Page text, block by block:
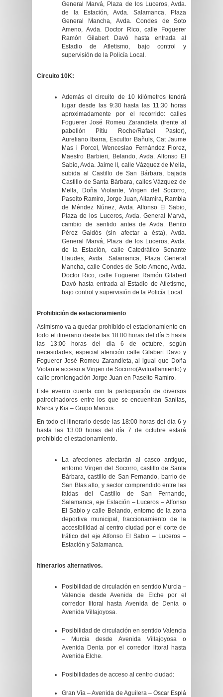
General Marvá, Plaza de los Luceros, Avda.
de la Estación, Avda. Salamanca, Plaza
General Mancha, Avda. Condes de Soto
Ameno, Avda. Doctor Rico, calle Foguerer
Ramón Gilabert Davó hasta entrada al
Estadio de Atletismo, bajo control y
supervisión de la Policía Local.
Circuito 10K:
Además el circuito de 10 kilómetros tendrá
lugar desde las 9:30 hasta las 11:30 horas
aproximadamente por el recorrido: calles
Foguerer José Romeu Zarandieta (frente al
pabellón Pitiu Roche/Rafael Pastor),
Aureliano Ibarra, Escultor Bañuls, Cat Jaume
Mas i Porcel, Wenceslao Fernández Florez,
Maestro Barbieri, Belando, Avda. Alfonso El
Sabio, Avda. Jaime II, calle Vázquez de Mella,
subida al Castillo de San Bárbara, bajada
Castillo de Santa Bárbara, calles Vázquez de
Mella, Doña Violante, Virgen del Socorro,
Paseito Ramiro, Jorge Juan, Altamira, Rambla
de Méndez Núnez, Avda. Alfonso El Sabio,
Plaza de los Luceros, Avda. General Marvá,
cambio de sentido antes de Avda. Benito
Pérez Galdós (sin afectar a ésta), Avda.
General Marvá, Plaza de los Luceros, Avda.
de la Estación, calle Catedrático Senante
Llaudes, Avda. Salamanca, Plaza General
Mancha, calle Condes de Soto Ameno, Avda.
Doctor Rico, calle Foguerer Ramón Gilabert
Davó hasta entrada al Estadio de Atletismo,
bajo control y supervisión de la Policía Local.
Prohibición de estacionamiento
Asimismo va a quedar prohibido el estacionamiento en
todo el itinerario desde las 18:00 horas del día 5 hasta
las 13:00 horas del día 6 de octubre, según
necesidades, especial atención calle Gilabert Davo y
Foguerer José Romeu Zarandieta, al igual que Doña
Violante acceso a Virgen de Socorro(Avituallamiento) y
calle pronlongación Jorge Juan en Paseito Ramiro.
Este evento cuenta con la participación de diversos
patrocinadores entre los que se encuentran Sanitas,
Marca y Kia – Grupo Marcos.
En todo el itinerario desde las 18:00 horas del día 6 y
hasta las 13.00 horas del día 7 de octubre estará
prohibido el estacionamiento.
La afecciones afectarán al casco antiguo,
entorno Virgen del Socorro, castillo de Santa
Bárbara, castillo de San Fernando, barrio de
San Blas alto, y sector comprendido entre las
faldas del Castillo de San Fernando,
Salamanca, eje Estación – Luceros – Alfonso
El Sabio y calle Belando, entorno de la zona
deportiva municipal, fraccionamiento de la
accesibilidad al centro ciudad por el corte de
tráfico del eje Alfonso El Sabio – Luceros –
Estación y Salamanca.
Itinerarios alternativos.
Posibilidad de circulación en sentido Murcia –
Valencia desde Avenida de Elche por el
corredor litoral hasta Avenida de Denia o
Avenida Villajoyosa.
Posibilidad de circulación en sentido Valencia
– Murcia desde Avenida Villajoyosa o
Avenida Denia por el corredor litoral hasta
Avenida Elche.
Posibilidades de acceso al centro ciudad:
Gran Vía – Avenida de Aguilera – Oscar Esplá